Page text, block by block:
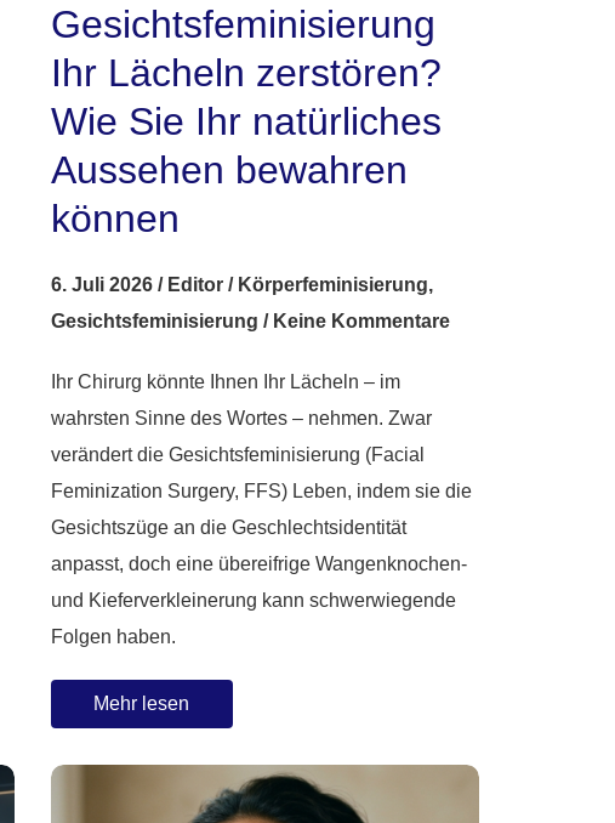
Gesichtsfeminisierung
Ihr Lächeln zerstören?
Wie Sie Ihr natürliches
Aussehen bewahren
können
6. Juli 2026 / Editor / Körperfeminisierung,
Gesichtsfeminisierung / Keine Kommentare
Ihr Chirurg könnte Ihnen Ihr Lächeln – im
wahrsten Sinne des Wortes – nehmen. Zwar
verändert die Gesichtsfeminisierung (Facial
Feminization Surgery, FFS) Leben, indem sie die
Gesichtszüge an die Geschlechtsidentität
anpasst, doch eine übereifrige Wangenknochen-
und Kieferverkleinerung kann schwerwiegende
Folgen haben.
Mehr lesen